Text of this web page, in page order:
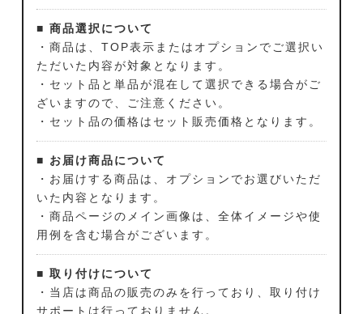
■ 商品選択について
・商品は、TOP表示またはオプションでご選択い
ただいた内容が対象となります。
・セット品と単品が混在して選択できる場合がご
ざいますので、ご注意ください。
・セット品の価格はセット販売価格となります。
■ お届け商品について
・お届けする商品は、オプションでお選びいただ
いた内容となります。
・商品ページのメイン画像は、全体イメージや使
用例を含む場合がございます。
■ 取り付けについて
・当店は商品の販売のみを行っており、取り付け
サポートは行っておりません。